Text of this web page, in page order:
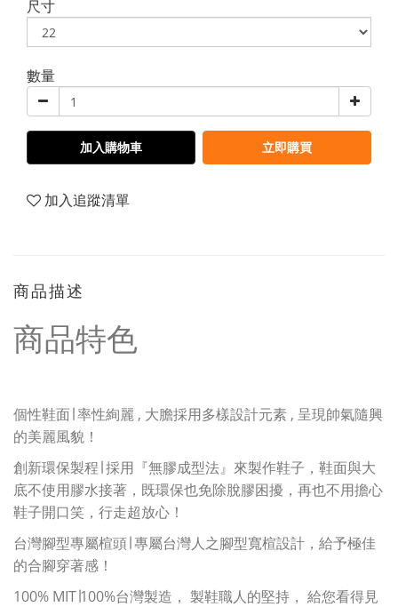
尺寸
數量
加入購物車 立即購買
加入追蹤清單
商品描述
商品特色
個性鞋面∣ 率性絢麗 , 大膽採用多樣設計元素 , 呈現帥氣隨興
的美麗風貌！
創新環保製程∣ 採用『無膠成型法』來製作鞋子，鞋面與大
底不使用膠水接著，既環保也免除脫膠困擾，再也不用擔心
鞋子開口笑，行走超放心！
台灣腳型專屬楦頭∣ 專屬台灣人之腳型寬楦設計，給予極佳
的合腳穿著感！
100% MIT∣100%台灣製造， 製鞋職人的堅持， 給您看得見